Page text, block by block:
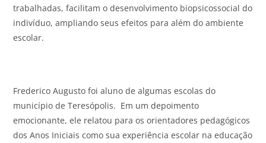
trabalhadas, facilitam o desenvolvimento biopsicossocial do
indivíduo, ampliando seus efeitos para além do ambiente
escolar.
Frederico Augusto foi aluno de algumas escolas do
município de Teresópolis. Em um depoimento
emocionante, ele relatou para os orientadores pedagógicos
dos Anos Iniciais como sua experiência escolar na educação